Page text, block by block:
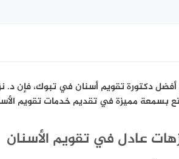
دكتورة تقويم أسنان في تبوك، فإن د.
بسمعة مميزة في تقديم خدمات تقويم
عادل في تقويم الأسنان